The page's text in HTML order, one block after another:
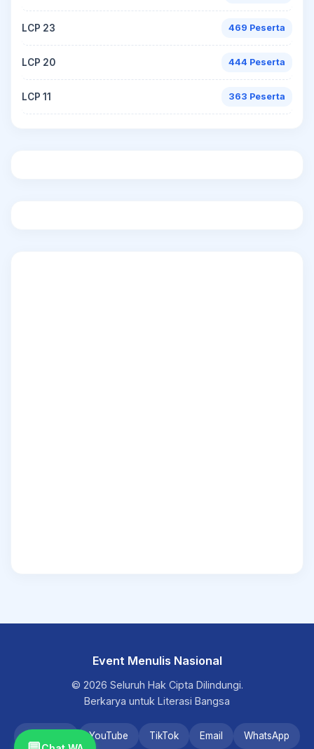
LCP 23 469 Peserta
LCP 20 444 Peserta
LCP 11 363 Peserta
Event Menulis Nasional
© 2026 Seluruh Hak Cipta Dilindungi.
Berkarya untuk Literasi Bangsa
YouTube TikTok Email WhatsApp